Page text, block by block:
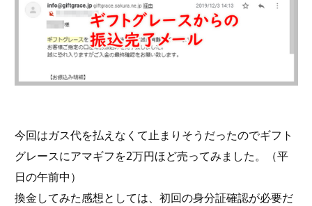
今回はガス代を払えなくて止まりそうだったのでギフト
グレースにアマギフを2万円ほど売ってみました。（平
日の午前中）
換金してみた感想としては、初回の身分証確認が必要だ